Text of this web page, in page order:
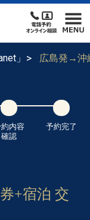
」 広島発→沖
内容
確認
予約完了
+宿泊 交